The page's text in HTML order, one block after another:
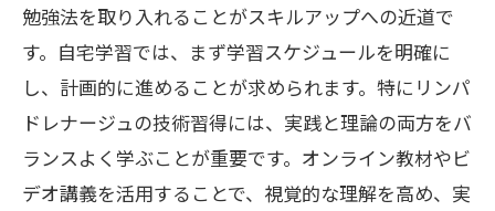
講師からの直接指導のメリット
学習を支える充実した教材
技術向上をサポートするフィードバック
通信講座が可能にする実践的な技術習得
セラピスト通信講座を活用したリンパドレナ
勉強法を取り入れることがスキルアップへの近道で
す。自宅学習では、まず学習スケジュールを明確に
し、計画的に進めることが求められます。特にリンパ
ドレナージュの技術習得には、実践と理論の両方をバ
ランスよく学ぶことが重要です。オンライン教材やビ
デオ講義を活用することで、視覚的な理解を高め、実